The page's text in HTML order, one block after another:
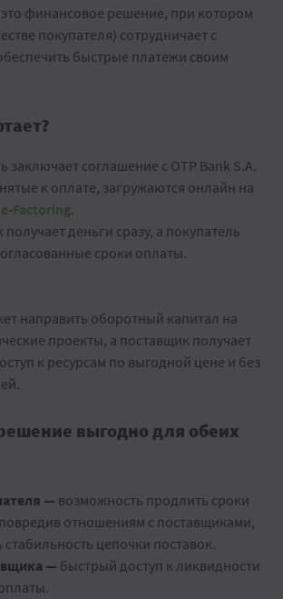
это финансовое решение, при котором
покупателя) сотрудничает с
быстрые платежи своим
заключает соглашение с OTP Bank S.A.
к оплате, загружаются онлайн на
e-Factoring.
деньги сразу, а покупатель
сроки оплаты.
направить оборотный капитал на
проекты, а поставщик получает
к ресурсам по выгодной цене и без
выгодно для обеих
— возможность продлить сроки
отношениям с поставщиками,
стабильность цепочки поставок.
— быстрый доступ к ликвидности